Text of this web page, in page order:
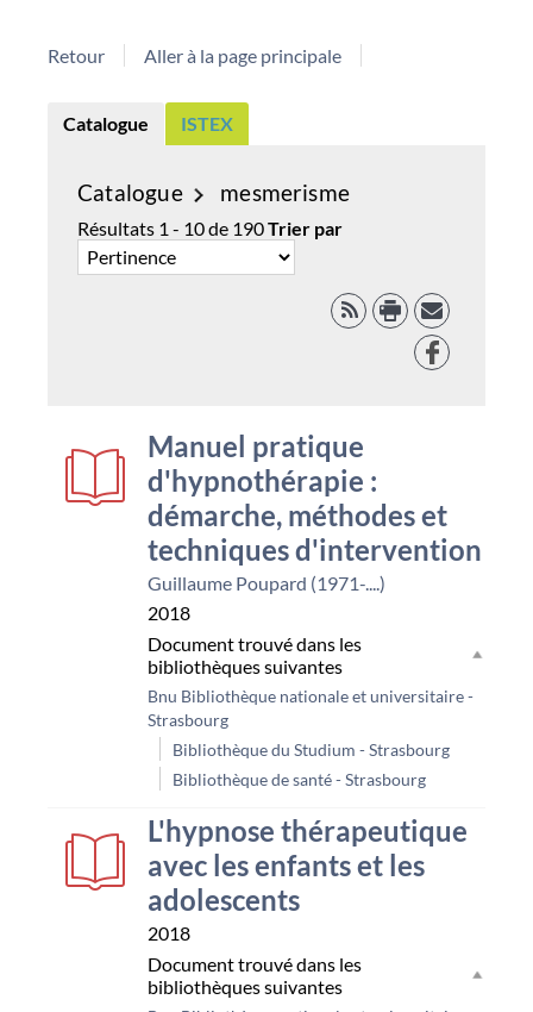
Retour Aller à la page principale
Catalogue ISTEX
Catalogue mesmerisme
Résultats 1 - 10de 190Trier par
RSS
Facebook
Manuel pratique
d'hypnothérapie :
démarche, méthodes et
techniques d'intervention
Guillaume Poupard (1971-....)
2018
Document trouvé dans les
bibliothèques suivantes
Bnu Bibliothèque nationale et universitaire -
Strasbourg
Bibliothèque du Studium - Strasbourg
Bibliothèque de santé - Strasbourg
L'hypnose thérapeutique
avec les enfants et les
adolescents
2018
Document trouvé dans les
bibliothèques suivantes